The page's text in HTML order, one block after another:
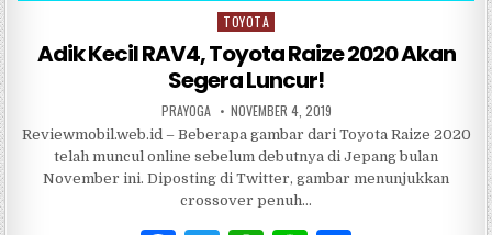
Posted
in
TOYOTA
Adik Kecil RAV4, Toyota Raize 2020 Akan
Segera Luncur!
PRAYOGA NOVEMBER 4, 2019
Reviewmobil.web.id – Beberapa gambar dari Toyota Raize 2020
telah muncul online sebelum debutnya di Jepang bulan
November ini. Diposting di Twitter, gambar menunjukkan
crossover penuh…